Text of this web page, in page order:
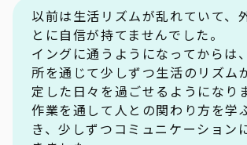
以前は生活リズムが乱れていて、
とに自信が持てませんでした。
イングに通うようになってからは
所を通じて少しずつ生活のリズム
定した日々を過ごせるようになり
作業を通して人との関わり方を学
き、少しずつコミュニケーション